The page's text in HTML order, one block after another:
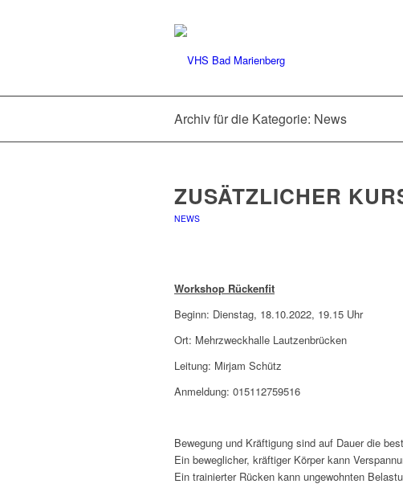
Archiv für die Kategorie: News
ZUSÄTZLICHER
NEWS
Workshop Rückenfit
Beginn: Dienstag, 18.10.2022, 19.15 Uhr
Ort: Mehrzweckhalle Lautzenbrücken
Leitung: Mirjam Schütz
Anmeldung: 015112759516
Bewegung und Kräftigung sind auf Dauer die
Ein beweglicher, kräftiger Körper kann
Ein trainierter Rücken kann ungewohnten